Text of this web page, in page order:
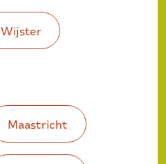
Wijster
Maastricht